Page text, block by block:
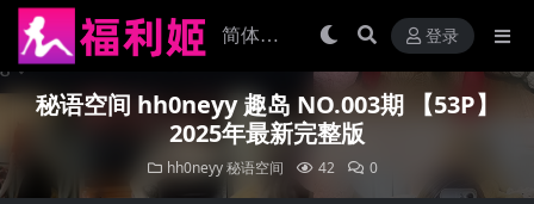
登录
秘语空间 hh0neyy 趣岛 NO.003期 【53P】
2025年最新完整版
hh0neyy 秘语空间 42 0